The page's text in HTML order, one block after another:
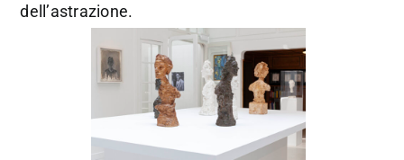
dell’astrazione.